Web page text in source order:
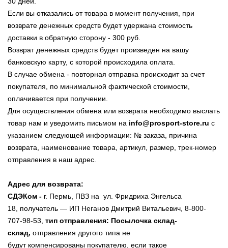
Если вы отказались от товара в момент получения, при
возврате денежных средств будет удержана стоимость
доставки в обратную сторону - 300 руб.
Возврат денежных средств будет произведен на вашу
банковскую карту, с которой происходила оплата.
В случае обмена - повторная отправка происходит за счет
покупателя, по минимальной фактической стоимости,
оплачивается при получении.
Для осуществления обмена или возврата необходимо выслать
товар нам и уведомить письмом на info@prosport-store.ru с
указанием следующей информации: № заказа, причина
возврата, наименование товара, артикул, размер, трек-номер
отправления в наш адрес.
Адрес для возврата:
СДЭКом - г. Пермь, ПВЗ на ул. Фридриха Энгельса
18, получатель — ИП Неганов Дмитрий Витальевич, 8-800-
707-98-53, тип отправления: Посылочка склад-
склад, отправления другого типа не
будут компенсированы покупателю, если такое